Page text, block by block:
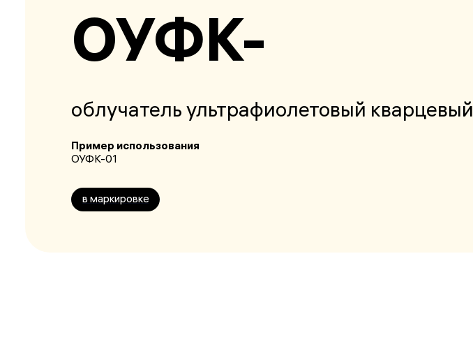
ОУФК-
облучатель ультрафиолетовый кварцевый
Пример использования
ОУФК-01
в маркировке